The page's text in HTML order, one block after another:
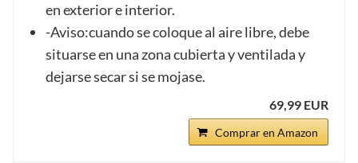
en exterior e interior.
-Aviso:cuando se coloque al aire libre, debe
situarse en una zona cubierta y ventilada y
dejarse secar si se mojase.
69,99 EUR
Comprar en Amazon